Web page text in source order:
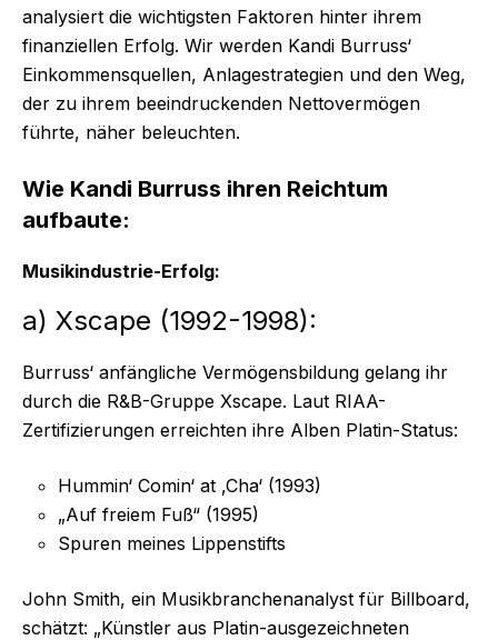
analysiert die wichtigsten Faktoren hinter ihrem
finanziellen Erfolg. Wir werden Kandi Burruss‘
Einkommensquellen, Anlagestrategien und den Weg,
der zu ihrem beeindruckenden Nettovermögen
führte, näher beleuchten.
Wie Kandi Burruss ihren Reichtum
aufbaute:
Musikindustrie-Erfolg:
a) Xscape (1992-1998):
Burruss‘ anfängliche Vermögensbildung gelang ihr
durch die R&B-Gruppe Xscape. Laut RIAA-
Zertifizierungen erreichten ihre Alben Platin-Status:
Hummin‘ Comin‘ at ‚Cha‘ (1993)
„Auf freiem Fuß“ (1995)
Spuren meines Lippenstifts
John Smith, ein Musikbranchenanalyst für Billboard,
schätzt: „Künstler aus Platin-ausgezeichneten